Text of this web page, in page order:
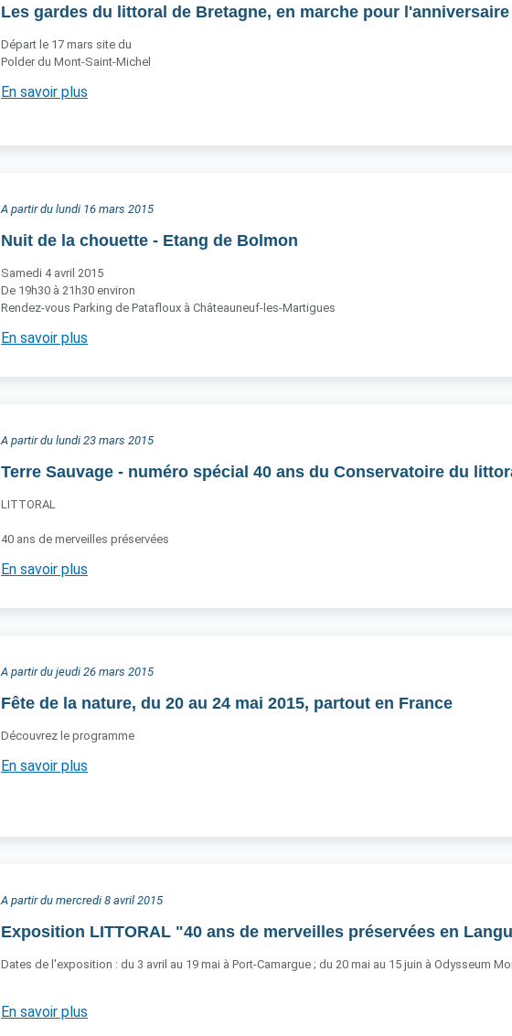
Les gardes du littoral de Bretagne, en marche pour
Départ le 17 mars site du
Polder du Mont-Saint-Michel
En savoir plus
A partir du lundi 16 mars 2015
Nuit de la chouette - Etang de Bolmon
Samedi 4 avril 2015
De 19h30 à 21h30 environ
Rendez-vous Parking de Patafloux à Châteauneuf-les-Martigues
En savoir plus
A partir du lundi 23 mars 2015
Terre Sauvage - numéro spécial 40 ans du Conservatoire du
LITTORAL
40 ans de merveilles préservées
En savoir plus
A partir du jeudi 26 mars 2015
Fête de la nature, du 20 au 24 mai 2015, partout en France
Découvrez le programme
En savoir plus
A partir du mercredi 8 avril 2015
Exposition LITTORAL "40 ans de merveilles préservées en
Dates de l'exposition : du 3 avril au 19 mai à Port-Camargue ; du 20 mai au 15 juin à Odysseum
En savoir plus